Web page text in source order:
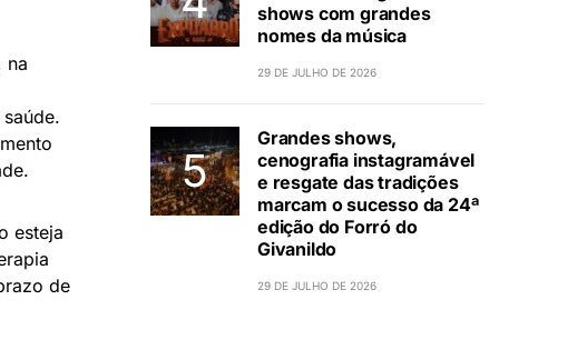
na
esteja
de
shows com grandes
nomes da música
29 DE JULHO DE 2026
Grandes shows,
cenografia instagramável
e resgate das tradições
marcam o sucesso da 24ª
edição do Forró do
Givanildo
29 DE JULHO DE 2026